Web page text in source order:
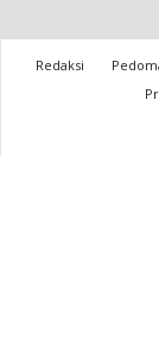
Redaksi